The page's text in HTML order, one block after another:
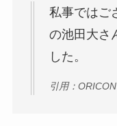
私事ではご
の池田大さ
した。
引用：